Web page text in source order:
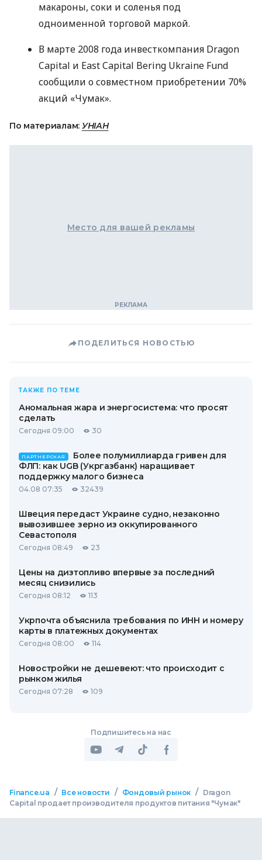
макароны, соки и соленья под
одноименной торговой маркой.
В марте 2008 года инвесткомпания Dragon
Capital и East Capital Bering Ukraine Fund
сообщили о совместном приобретении 70%
акций «Чумак».
По материалам: УНІАН
Место для вашей рекламы
ПОДЕЛИТЬСЯ НОВОСТЬЮ
ТАКЖЕ ПО ТЕМЕ
Аномальная жара и энергосистема: что просят
сделать
Сегодня 09:00 30
ПАРТНЕРСКАЯ
Более полумиллиарда гривен для
ФЛП: как UGB (Укргазбанк) наращивает
поддержку малого бизнеса
04.08 07:35 32439
Швеция передаст Украине судно, незаконно
вывозившее зерно из оккупированного
Севастополя
Сегодня 08:49 23
Цены на дизтопливо впервые за последний
месяц снизились
Сегодня 08:12 113
Укрпочта объяснила требования по ИНН и номеру
карты в платежных документах
Сегодня 08:00 114
Новостройки не дешевеют: что происходит с
рынком жилья
Сегодня 07:28 109
Подпишитесь на нас
Finance.ua / Все новости / Фондовый рынок /
Dragon
Capital продает производителя продуктов питания "Чумак"